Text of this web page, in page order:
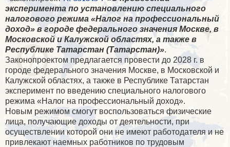
эксперимента по установлению специального
налогового режима «Налог на профессиональный
доход» в городе федерального значения Москве, в
Московской и Калужской областях, а также в
Республике Татарстан (Татарстан)».
Законопроектом предлагается провести до 2028 г. в
городе федерального значения Москве, в Московской и
Калужской областях, а также в Республике Татарстан
эксперимент по введению специального налогового
режима «Налог на профессиональный доход».
Новым режимом смогут воспользоваться физические
лица, получающие доходы от деятельности, при
осуществлении которой они не имеют работодателя и не
привлекают наемных работников по трудовым